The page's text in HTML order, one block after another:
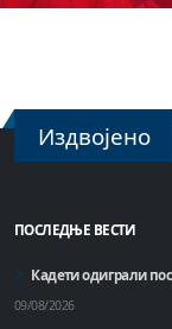
Издвојено
ПОСЛЕДЊЕ ВЕСТИ
Кадети одиграли
09/08/2026